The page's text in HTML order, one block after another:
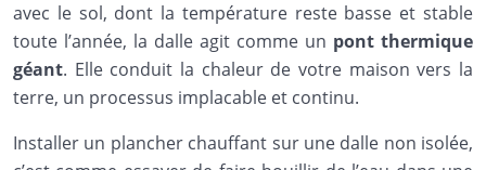
avec le sol, dont la température reste basse et stable
toute l’année, la dalle agit comme un pont thermique
géant. Elle conduit la chaleur de votre maison vers la
terre, un processus implacable et continu.
Installer un plancher chauffant sur une dalle non isolée,